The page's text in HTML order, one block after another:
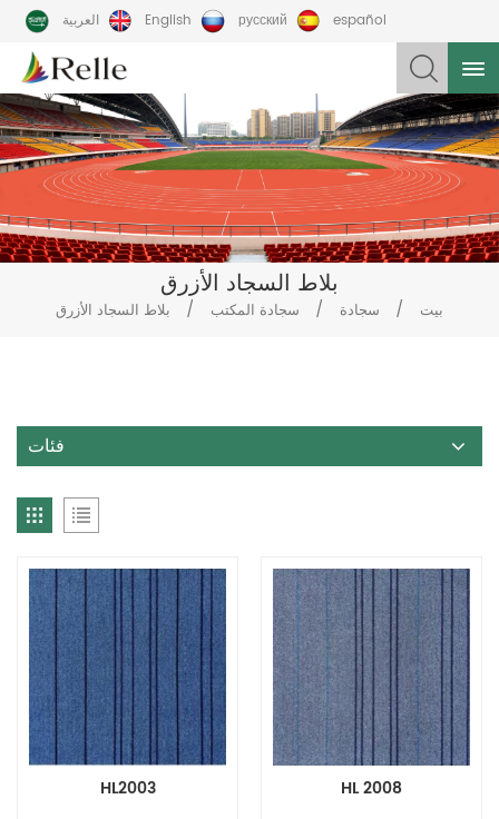
العربية English русский español
بلاط السجاد الأزرق
بيت / سجادة / سجادة المكتب / بلاط السجاد الأزرق
فئات
HL2003 HL 2008